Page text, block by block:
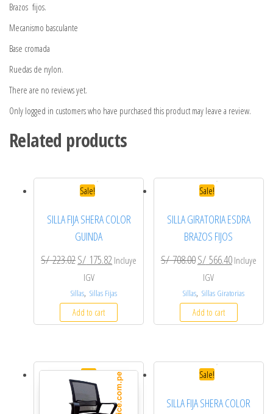
Brazos fijos.
Mecanismo basculante
Base cromada
Ruedas de nylon.
There are no reviews yet.
Only logged in customers who have purchased this product may leave a review.
Related products
Sale!
SILLA FIJA SHERA COLOR
GUINDA
S/223.02Original price was: S/ 223.02.
S/ 175.82Current price is: S/ 175.82.
Incluye
IGV
Sillas, Sillas Fijas
Add to cart
Sale!
SILLA GIRATORIA ESDRA
BRAZOS FIJOS
S/708.00Original price was:
S/566.40Current
Incluye
IGV
Sillas, Sillas Giratorias
Add to cart
Sale! Sale!
SILLA FIJA SHERA COLOR